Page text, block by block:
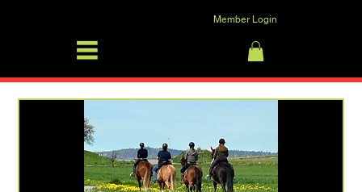
Log In
Member Login